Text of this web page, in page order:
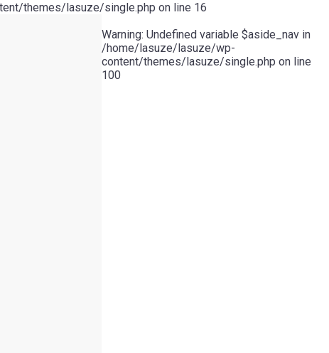
themes/lasuze/single.php on line 16
Warning: Undefined variable $aside_nav in
/home/lasuze/lasuze/wp-
content/themes/lasuze/single.php on line
100